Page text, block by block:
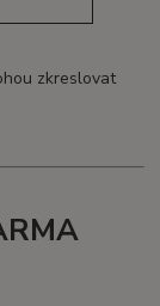
zkreslovat